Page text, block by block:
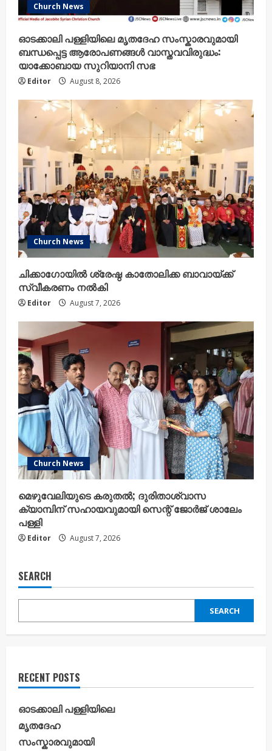
Church News
ഓടക്കാലി പള്ളിയിലെ മൃതദേഹ സംസ്കാരവുമായി
ബന്ധപ്പെട്ട ആരോപണങ്ങൾ വാസ്തവവിരുദ്ധം:
യാക്കോബായ സുറിയാനി സഭ
Editor August 8, 2026
Church News
ചിക്കാഗോയിൽ ശ്രേഷ്ഠ കാതോലിക്ക ബാവായ്ക്ക്
സ്വീകരണം നൽകി
Editor August 7, 2026
Church News
മെഴുവേലിയുടെ കരുതൽ; ദുരിതാശ്വാസ
ക്യാമ്പിന് സഹായവുമായി സെന്റ് ജോർജ് ശാലേം
പള്ളി
Editor August 7, 2026
SEARCH
SEARCH
RECENT POSTS
ഓടക്കാലി പള്ളിയിലെ
മൃതദേഹ
സംസ്കാരവുമായി